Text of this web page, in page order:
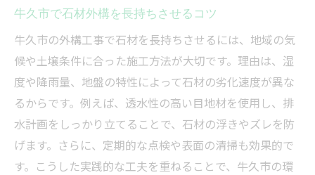
牛久市で石材外構を長持ちさせるコツ
牛久市の外構工事で石材を長持ちさせるには、地域の気
候や土壌条件に合った施工方法が大切です。理由は、湿
度や降雨量、地盤の特性によって石材の劣化速度が異な
るからです。例えば、透水性の高い目地材を使用し、排
水計画をしっかり立てることで、石材の浮きやズレを防
げます。さらに、定期的な点検や表面の清掃も効果的で
す。こうした実践的な工夫を重ねることで、牛久市の環